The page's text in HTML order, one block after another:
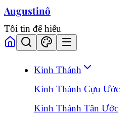
Augustinô
Tôi tin để hiểu
Kinh Thánh
Kinh Thánh Cựu Ước
Kinh Thánh Tân Ước